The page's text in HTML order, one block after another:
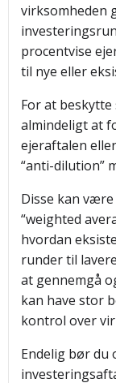
virksomheden
procentvise
til nye eller
For at
almindeligt at
ejeraftalen
“anti-dilution”
Disse kan
“weighted
hvordan
runder til
at gennemgå
kan have stor
kontrol over
Endelig bør